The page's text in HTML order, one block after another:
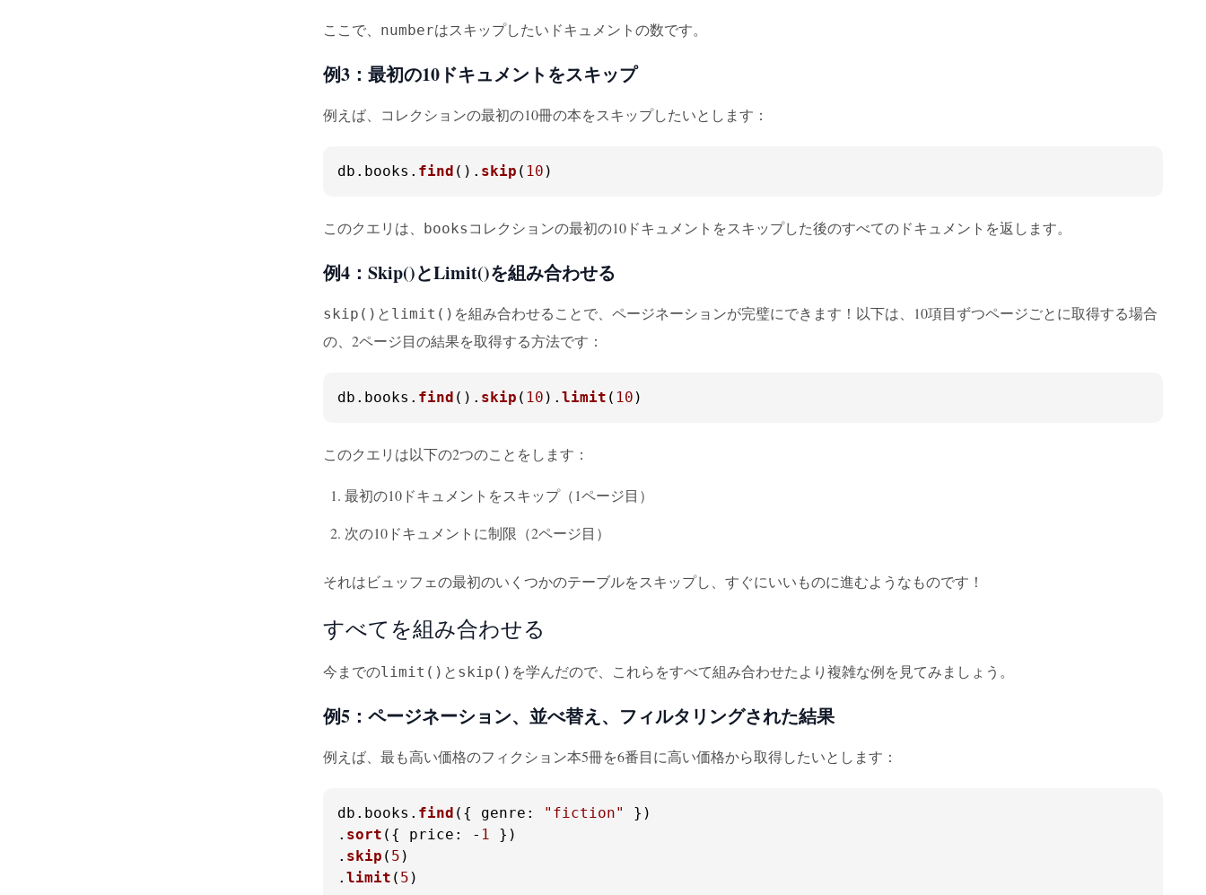
ここで、 numberはスキップしたいドキュメントの数です。
例3：最初の10ドキュメントをスキップ
例えば、コレクションの最初の10冊の本をスキップしたいとします：
db. books . find (). skip ( 10 )
このクエリは、 books コレクションの最初の10ドキュメントをスキップした後のすべてのドキュメントを返します。
例4：Skip()とLimit()を組み合わせる
skip() と limit() を組み合わせることで、ページネーションが完璧にできます！以下は、10項目ずつページごとに取得する場合
の、2ページ目の結果を取得する方法です：
db. books . find (). skip ( 10 ). limit ( 10 )
このクエリは以下の2つのことをします：
最初の10ドキュメントをスキップ（1ページ目）
次の10ドキュメントに制限（2ページ目）
それはビュッフェの最初のいくつかのテーブルをスキップし、すぐにいいものに進むようなものです！
すべてを組み合わせる
今までのlimit() と skip() を学んだので、これらをすべて組み合わせたより複雑な例を見てみましょう。
例5：ページネーション、並べ替え、フィルタリングされた結果
例えば、最も高い価格のフィクション本5冊を6番目に高い価格から取得したいとします：
db. books . find ({ genre : "fiction"
})
. sort ({ price : - 1 })
. skip ( 5 )
. limit ( 5 )